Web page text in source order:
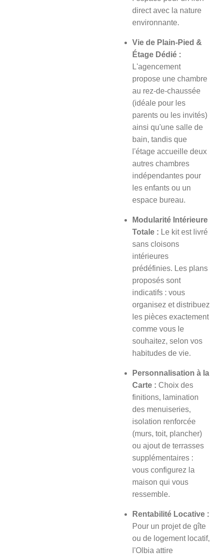
direct avec la nature
environnante.
Vie de Plain-Pied &
Étage Dédié :
L'agencement
propose une chambre
au rez-de-chaussée
(idéale pour les
parents ou les invités)
ainsi qu'une salle de
bain, tandis que
l'étage accueille deux
autres chambres
indépendantes pour
les enfants ou un
espace bureau.
Modularité Intérieure
Totale : Le kit est livré
sans cloisons
intérieures
prédéfinies. Les plans
proposés sont
indicatifs : vous
organisez et distribuez
les pièces exactement
comme vous le
souhaitez, selon vos
habitudes de vie.
Personnalisation à la
Carte : Choix des
finitions, lamination
des menuiseries,
isolation renforcée
(murs, toit, plancher)
ou ajout de terrasses
supplémentaires :
vous configurez la
maison qui vous
ressemble.
Rentabilité Locative :
Pour un projet de gîte
ou de logement locatif,
l'Olbia attire